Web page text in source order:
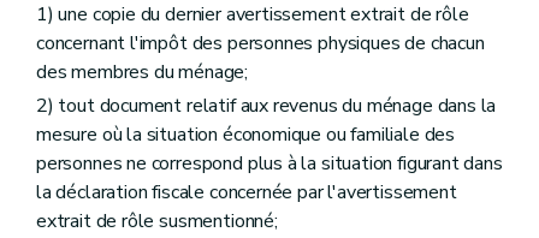
1) une copie du dernier avertissement extrait de rôle
concernant l'impôt des personnes physiques de chacun
des membres du ménage;
2) tout document relatif aux revenus du ménage dans la
mesure où la situation économique ou familiale des
personnes ne correspond plus à la situation figurant dans
la déclaration fiscale concernée par l'avertissement
extrait de rôle susmentionné;